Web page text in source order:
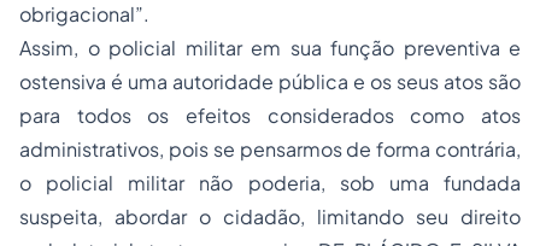
obrigacional”.
Assim, o policial militar em sua função preventiva e
ostensiva é uma autoridade pública e os seus atos são
para todos os efeitos considerados como atos
administrativos, pois se pensarmos de forma contrária,
o policial militar não poderia, sob uma fundada
suspeita, abordar o cidadão, limitando seu direito